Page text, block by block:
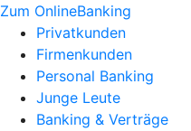
Zum OnlineBanking
Privatkunden
Firmenkunden
Personal Banking
Junge Leute
Banking & Verträge